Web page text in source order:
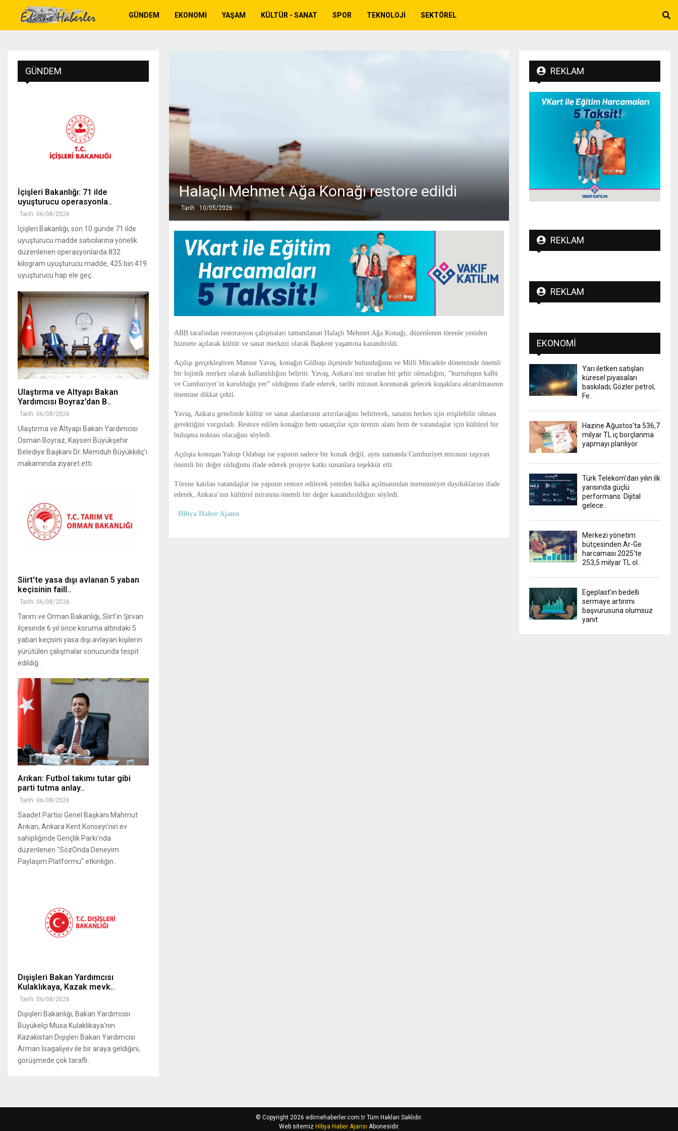
GÜNDEM EKONOMI YAŞAM KÜLTÜR - SANAT SPOR TEKNOLOJI SEKTÖREL
Halaçlı Mehmet Ağa Konağı restore edildi
Tarih : 10/05/2026
ABB tarafından restorasyon çalışmaları tamamlanan Halaçlı Mehmet Ağa Konağı, düzenlenen törenle yeniden
hizmete açılarak kültür ve sanat merkezi olarak Başkent yaşamına kazandırıldı.
Açılışı gerçekleştiren Mansur Yavaş , konağın Gölbaşı ilçesinde bulunduğunu ve Milli Mücadele döneminde önemli
bir lojistik merkez olarak kullanıldığını belirtti. Yavaş, Ankara’nın sıradan bir şehir olmadığını, “kurtuluşun kalbi
ve Cumhuriyet’in kurulduğu yer” olduğunu ifade ederek, tarihi mirasın korunarak gelecek kuşaklara aktarılmasının
önemine dikkat çekti.
Yavaş, Ankara genelinde kültür ve sanat alanlarının artırılacağını belirterek, sanatın herkes için erişilebilir olması
gerektiğini vurguladı. Restore edilen konağın hem sanatçılar için üretim alanı hem de vatandaşlar için kültürel bir
buluşma noktası olacağını söyledi.
Açılışta konuşan Yakup Odabaşı ise yapının sadece bir konak değil, aynı zamanda Cumhuriyet mirasını taşıyan
önemli bir değer olduğunu ifade ederek projeye katkı sunanlara teşekkür etti.
Törene katılan vatandaşlar ise yapının restore edilerek yeniden halka açılmasından memnuniyet duyduklarını ifade
ederek, Ankara’nın kültürel mirasına önemli bir değer kazandırıldığını söyledi.
Hibya Haber Ajansı
GÜNDEM
İçişleri Bakanlığı: 71 ilde
uyuşturucu operasyonla..
Tarih: 06/08/2026
İçişleri Bakanlığı, son 10 günde 71 ilde
uyuşturucu madde satıcılarına yönelik
düzenlenen operasyonlarda 832
kilogram uyuşturucu madde, 425 bin 419
uyuşturucu hap ele geç..
Ulaştırma ve Altyapı Bakan
Yardımcısı Boyraz’dan B..
Tarih: 06/08/2026
Ulaştırma ve Altyapı Bakan Yardımcısı
Osman Boyraz, Kayseri Büyükşehir
Belediye Başkanı Dr. Memduh Büyükkılıç’ı
makamında ziyaret etti.
Siirt'te yasa dışı avlanan 5 yaban
keçisinin faill..
Tarih: 06/08/2026
Tarım ve Orman Bakanlığı, Siirt'in Şirvan
ilçesinde 6 yıl önce koruma altındaki 5
yaban keçisini yasa dışı avlayan kişilerin
yürütülen çalışmalar sonucunda tespit
edildiğ..
Arıkan: Futbol takımı tutar gibi
parti tutma anlay..
Tarih: 06/08/2026
Saadet Partisi Genel Başkanı Mahmut
Arıkan, Ankara Kent Konseyi'nin ev
sahipliğinde Gençlik Parkı'nda
düzenlenen "SözOnda Deneyim
Paylaşım Platformu" etkinliğin..
Dışişleri Bakan Yardımcısı
Kulaklıkaya, Kazak mevk..
Tarih: 06/08/2026
Dışişleri Bakanlığı, Bakan Yardımcısı
Büyükelçi Musa Kulaklıkaya'nın
Kazakistan Dışişleri Bakan Yardımcısı
Arman İsagaliyev ile bir araya geldiğini,
görüşmede çok taraflı..
REKLAM
REKLAM
REKLAM
EKONOMI
Yarı iletken satışları
küresel piyasaları
baskıladı; Gözler petrol,
Fe..
Hazine Ağustos'ta 536,7
milyar TL iç borçlanma
yapmayı planlıyor
Türk Telekom’dan yılın ilk
yarısında güçlü
performans: Dijital
gelece..
Merkezi yönetim
bütçesinden Ar-Ge
harcaması 2025'te
253,5 milyar TL ol..
Egeplast'ın bedelli
sermaye artırımı
başvurusuna olumsuz
yanıt
© Copyright 2026 edirnehaberler.com.tr Tüm Hakları Saklıdır.
Web sitemiz Hibya Haber Ajansı Abonesidir.